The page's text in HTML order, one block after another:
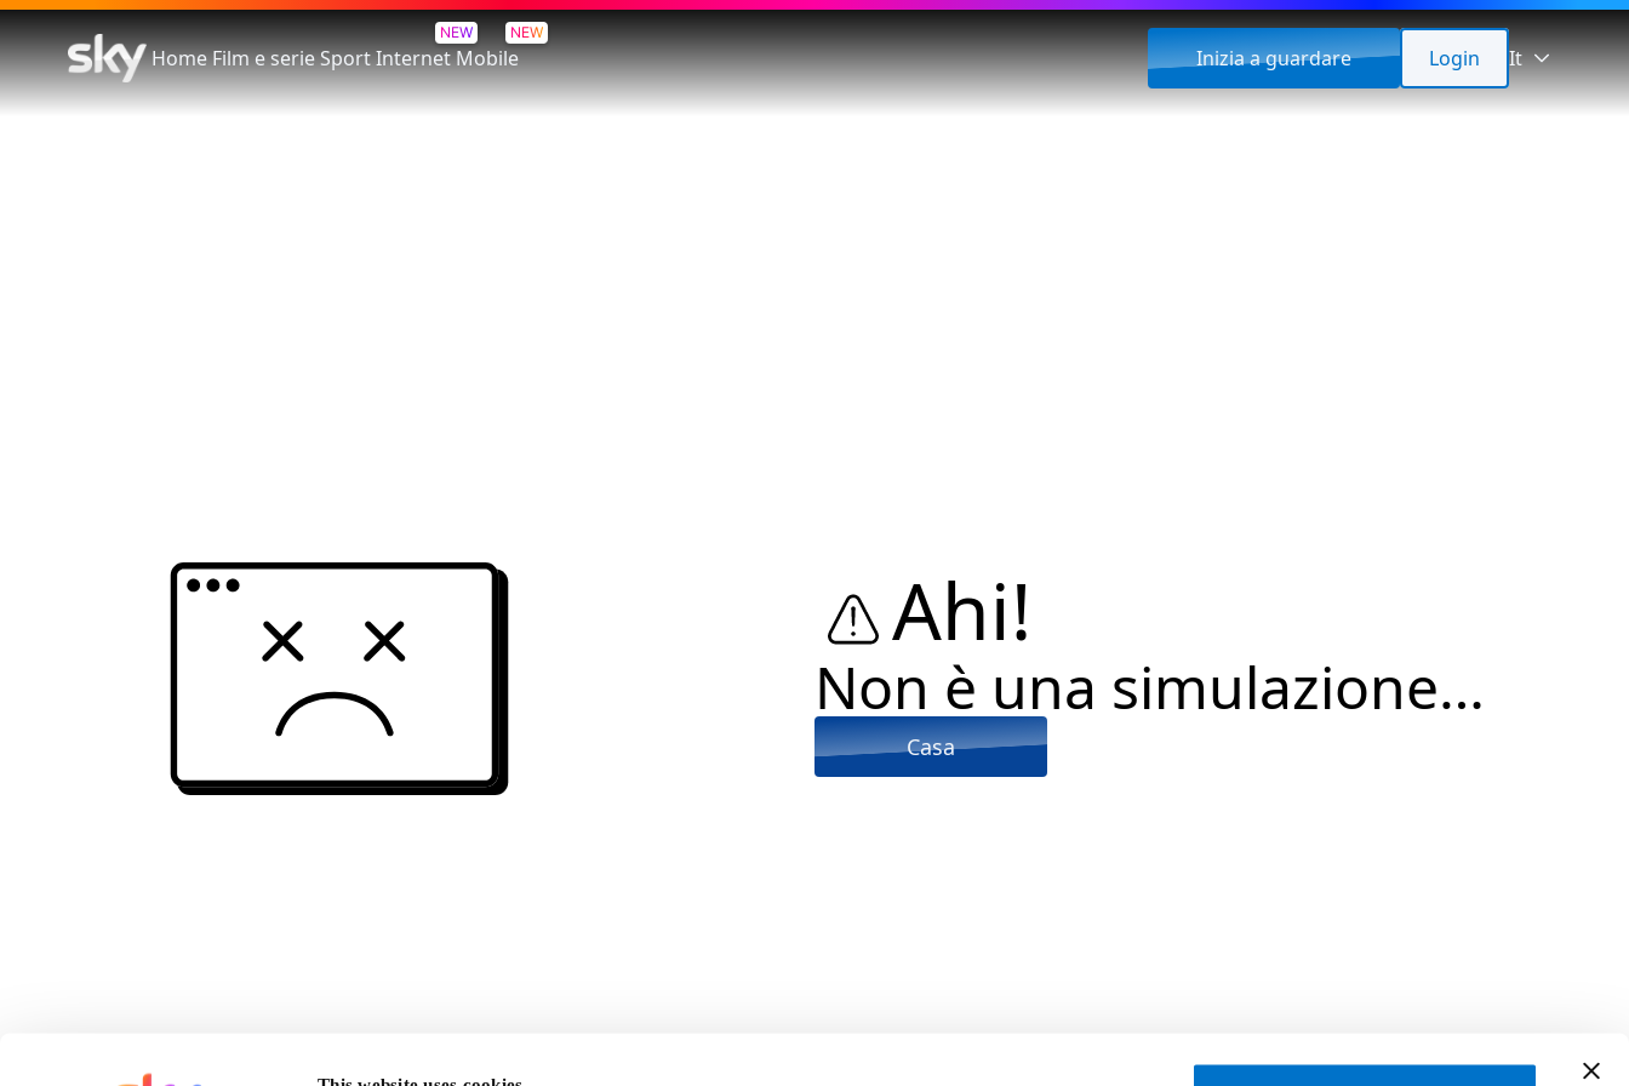
HomeFilm e serieSport
NEW
Internet
NEW
Mobile Inizia a guardare Login It
Ahi!
Non è una simulazione…
Casa